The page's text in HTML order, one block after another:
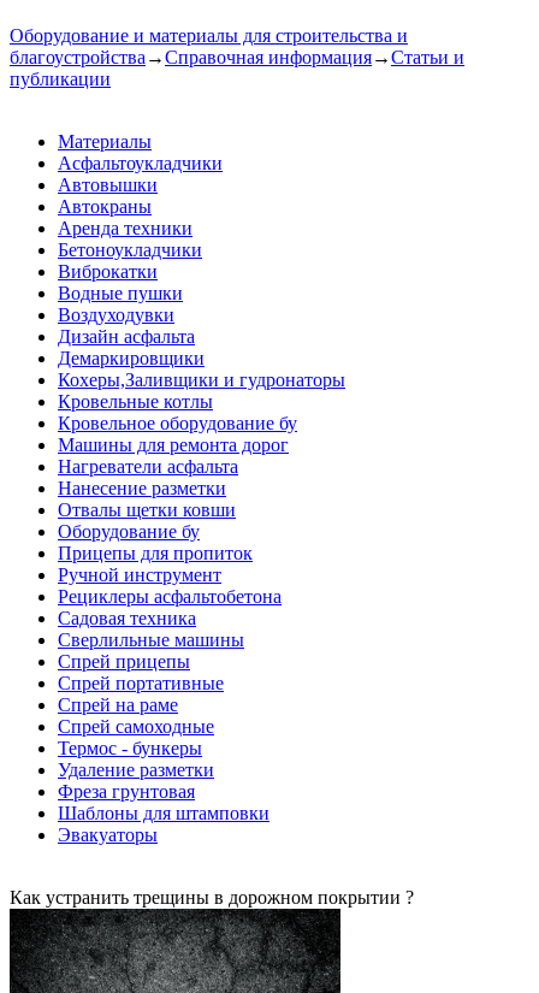
Оборудование и материалы для строительства и
благоустройства →Справочная информация→Статьи и
публикации
Материалы
Асфальтоукладчики
Автовышки
Автокраны
Аренда техники
Бетоноукладчики
Виброкатки
Водные пушки
Воздуходувки
Дизайн асфальта
Демаркировщики
Кохеры,Заливщики и гудронаторы
Кровельные котлы
Кровельное оборудование бу
Машины для ремонта дорог
Нагреватели асфальта
Нанесение разметки
Отвалы щетки ковши
Оборудование бу
Прицепы для пропиток
Ручной инструмент
Рециклеры асфальтобетона
Садовая техника
Сверлильные машины
Спрей прицепы
Спрей портативные
Спрей на раме
Спрей самоходные
Термос - бункеры
Удаление разметки
Фреза грунтовая
Шаблоны для штамповки
Эвакуаторы
Как устранить трещины в дорожном покрытии ?